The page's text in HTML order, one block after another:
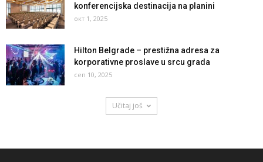
konferencijska destinacija na planini
окт 1, 2025
Hilton Belgrade – prestižna adresa za
korporativne proslave u srcu grada
сеп 10, 2025
Učitaj još